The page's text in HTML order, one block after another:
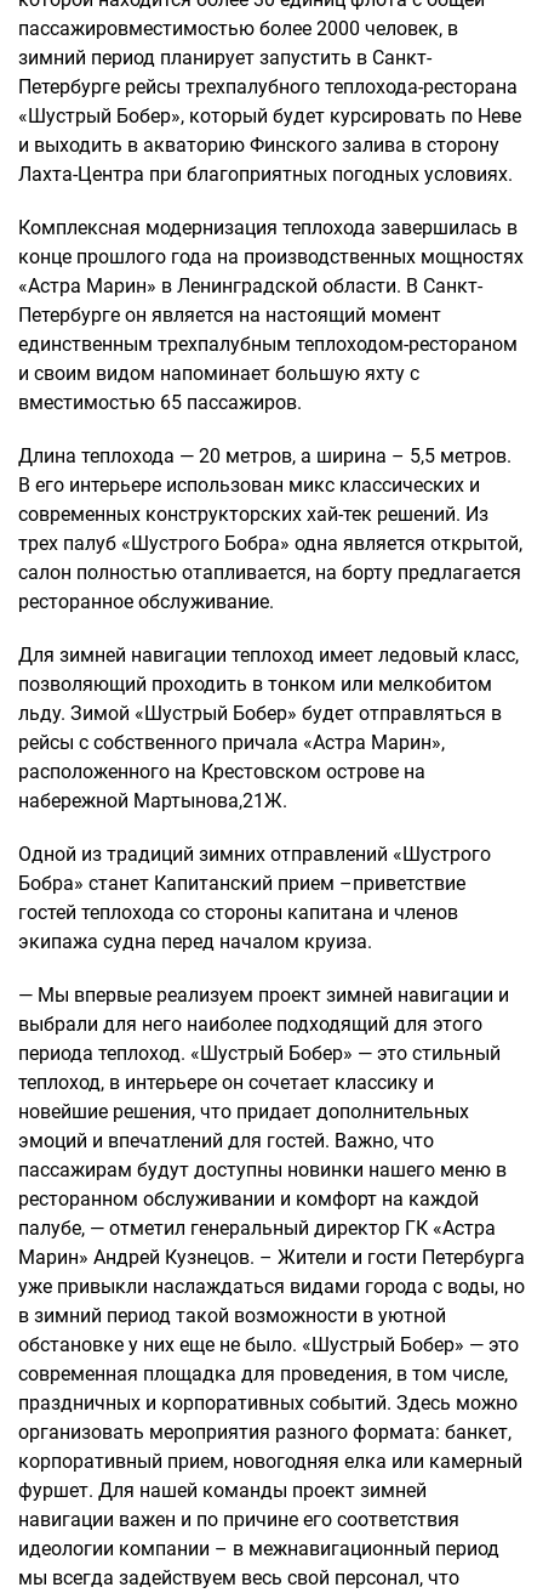
пассажировместимостью более 2000 человек, в
зимний период планирует запустить в Санкт-
Петербурге рейсы трехпалубного теплохода-ресторана
«Шустрый Бобер», который будет курсировать по Неве
и выходить в акваторию Финского залива в сторону
Лахта-Центра при благоприятных погодных условиях.
Комплексная модернизация теплохода завершилась в
конце прошлого года на производственных мощностях
«Астра Марин» в Ленинградской области. В Санкт-
Петербурге он является на настоящий момент
единственным трехпалубным теплоходом-рестораном
и своим видом напоминает большую яхту с
вместимостью 65 пассажиров.
Длина теплохода — 20 метров, а ширина – 5,5 метров.
В его интерьере использован микс классических и
современных конструкторских хай-тек решений. Из
трех палуб «Шустрого Бобра» одна является открытой,
салон полностью отапливается, на борту предлагается
ресторанное обслуживание.
Для зимней навигации теплоход имеет ледовый класс,
позволяющий проходить в тонком или мелкобитом
льду. Зимой «Шустрый Бобер» будет отправляться в
рейсы с собственного причала «Астра Марин»,
расположенного на Крестовском острове на
набережной Мартынова,21Ж.
Одной из традиций зимних отправлений «Шустрого
Бобра» станет Капитанский прием –приветствие
гостей теплохода со стороны капитана и членов
экипажа судна перед началом круиза.
— Мы впервые реализуем проект зимней навигации и
выбрали для него наиболее подходящий для этого
периода теплоход. «Шустрый Бобер» — это стильный
теплоход, в интерьере он сочетает классику и
новейшие решения, что придает дополнительных
эмоций и впечатлений для гостей. Важно, что
пассажирам будут доступны новинки нашего меню в
ресторанном обслуживании и комфорт на каждой
палубе, — отметил генеральный директор ГК «Астра
Марин» Андрей Кузнецов. – Жители и гости Петербурга
уже привыкли наслаждаться видами города с воды, но
в зимний период такой возможности в уютной
обстановке у них еще не было. «Шустрый Бобер» — это
современная площадка для проведения, в том числе,
праздничных и корпоративных событий. Здесь можно
организовать мероприятия разного формата: банкет,
корпоративный прием, новогодняя елка или камерный
фуршет. Для нашей команды проект зимней
навигации важен и по причине его соответствия
идеологии компании – в межнавигационный период
мы всегда задействуем весь свой персонал, что